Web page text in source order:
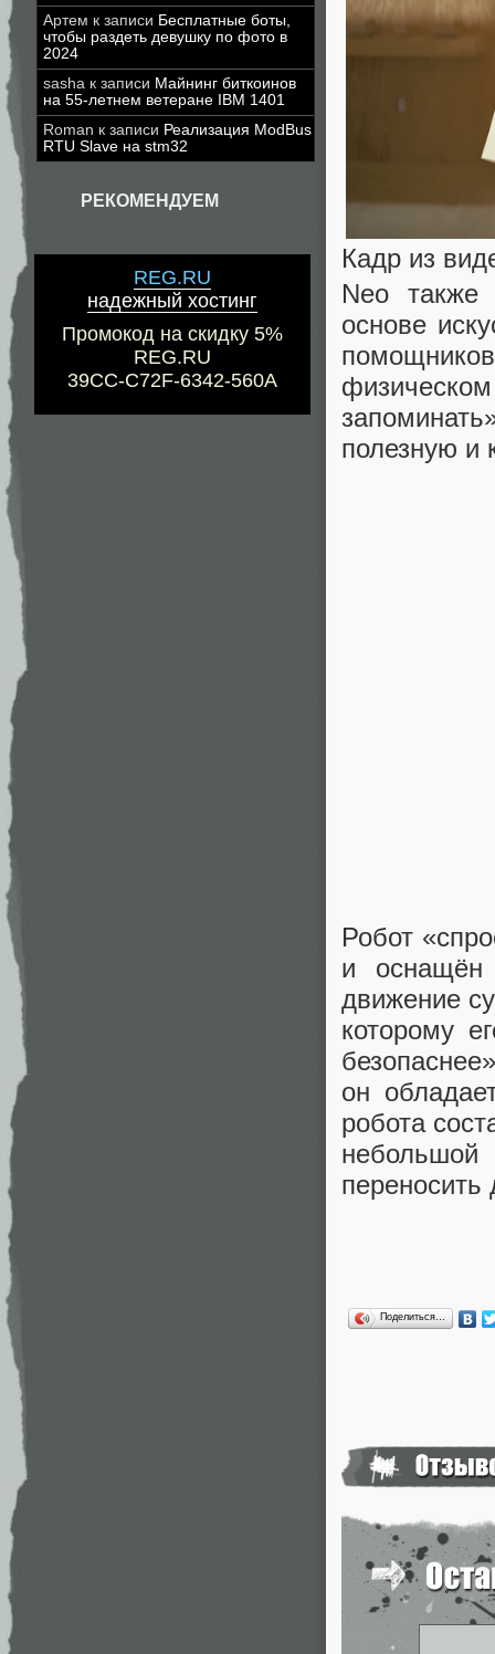
Артем к записи Бесплатные боты,
чтобы раздеть девушку по фото в
2024
sasha к записи Майнинг биткоинов
на 55-летнем ветеране IBM 1401
Roman к записи Реализация ModBus
RTU Slave на stm32
РЕКОМЕНДУЕМ
REG.RU
надежный хостинг
Промокод на скидку 5%
REG.RU
39CC-C72F-6342-560A
Кадр из
Neo также
основе
полезную и
Робот
и оснащён
движение
которому
он
робота
переносить
Поделиться…